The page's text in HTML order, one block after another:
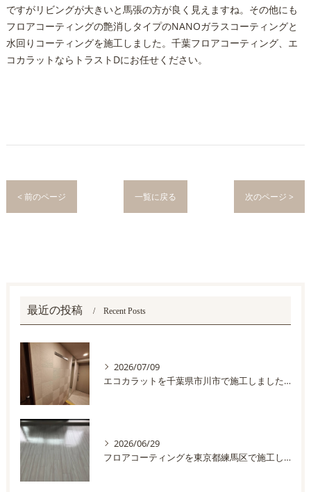
ですがリビングが大きいと馬張の方が良く見えますね。その他にも
フロアコーティングの艶消しタイプのNANOガラスコーティングと
水回りコーティングを施工しました。千葉フロアコーティング、エ
コカラットならトラストDにお任せください。
< 前のページ 一覧に戻る 次のページ >
最近の投稿 Recent Posts
2026/07/09
エコカラットを千葉県市川市で施工しました。
2026/06/29
フロアコーティングを東京都練馬区で施工しました